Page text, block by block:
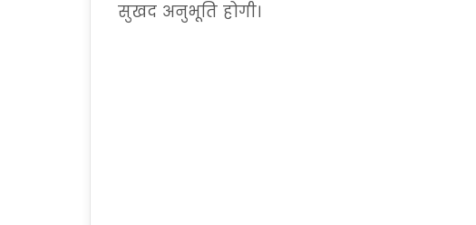
सुखद अनुभूति होगी।